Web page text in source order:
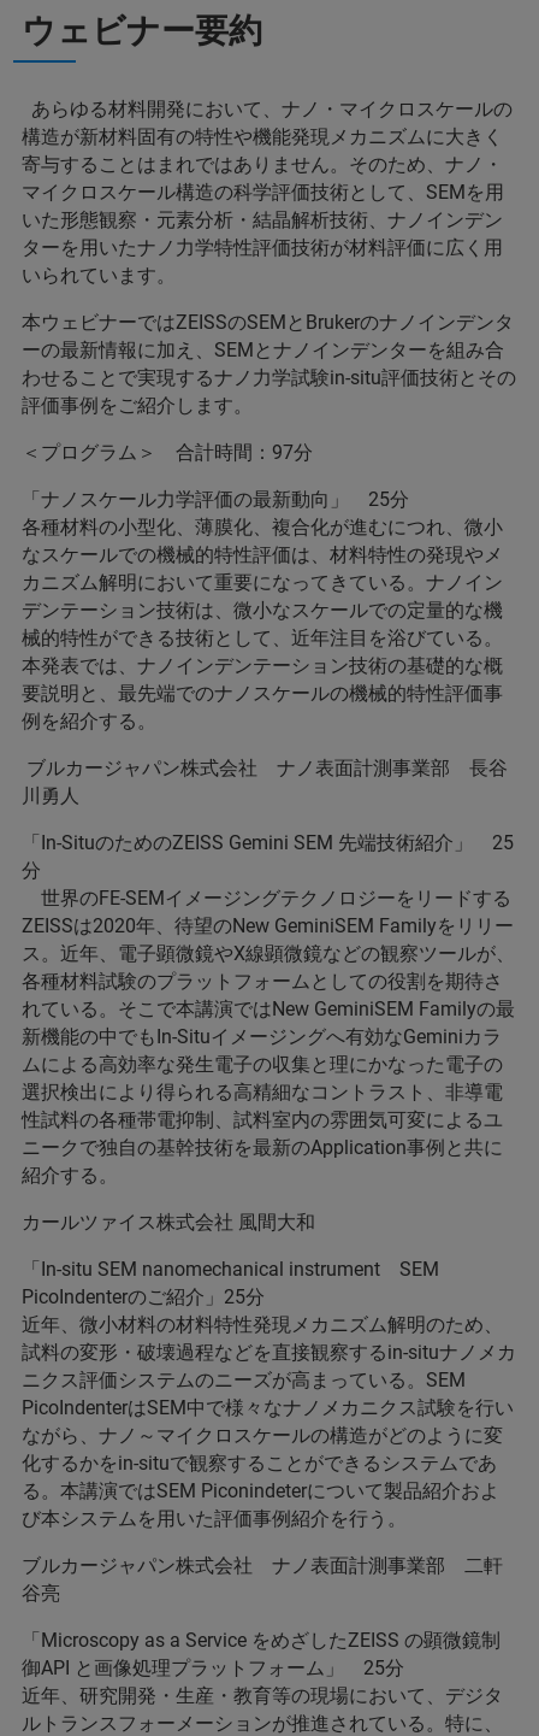
ウェビナー要約
あらゆる材料開発において、ナノ・マイクロスケールの
構造が新材料固有の特性や機能発現メカニズムに大きく
寄与することはまれではありません。そのため、ナノ・
マイクロスケール構造の科学評価技術として、SEMを用
いた形態観察・元素分析・結晶解析技術、ナノインデン
ターを用いたナノ力学特性評価技術が材料評価に広く用
いられています。
本ウェビナーではZEISSのSEMとBrukerのナノインデンタ
ーの最新情報に加え、SEMとナノインデンターを組み合
わせることで実現するナノ力学試験in-situ評価技術とその
評価事例をご紹介します。
＜プログラム＞ 合計時間：97分
「ナノスケール力学評価の最新動向」 25分
各種材料の小型化、薄膜化、複合化が進むにつれ、微小
なスケールでの機械的特性評価は、材料特性の発現やメ
カニズム解明において重要になってきている。ナノイン
デンテーション技術は、微小なスケールでの定量的な機
械的特性ができる技術として、近年注目を浴びている。
本発表では、ナノインデンテーション技術の基礎的な概
要説明と、最先端でのナノスケールの機械的特性評価事
例を紹介する。
ブルカージャパン株式会社 ナノ表面計測事業部 長谷
川勇人
「In-SituのためのZEISS Gemini SEM 先端技術紹介」 25
分
世界のFE-SEMイメージングテクノロジーをリードする
ZEISSは2020年、待望のNew GeminiSEM Familyをリリー
ス。近年、電子顕微鏡やX線顕微鏡などの観察ツールが、
各種材料試験のプラットフォームとしての役割を期待さ
れている。そこで本講演ではNew GeminiSEM Familyの最
新機能の中でもIn-Situイメージングへ有効なGeminiカラ
ムによる高効率な発生電子の収集と理にかなった電子の
選択検出により得られる高精細なコントラスト、非導電
性試料の各種帯電抑制、試料室内の雰囲気可変によるユ
ニークで独自の基幹技術を最新のApplication事例と共に
紹介する。
カールツァイス株式会社 風間大和
「In-situ SEM nanomechanical instrument SEM
PicoIndenterのご紹介」25分
近年、微小材料の材料特性発現メカニズム解明のため、
試料の変形・破壊過程などを直接観察するin-situナノメカ
ニクス評価システムのニーズが高まっている。SEM
PicoIndenterはSEM中で様々なナノメカニクス試験を行い
ながら、ナノ～マイクロスケールの構造がどのように変
化するかをin-situで観察することができるシステムであ
る。本講演ではSEM Piconindeterについて製品紹介およ
び本システムを用いた評価事例紹介を行う。
ブルカージャパン株式会社 ナノ表面計測事業部 二軒
谷亮
「Microscopy as a Service をめざしたZEISS の顕微鏡制
御API と画像処理プラットフォーム」 25分
近年、研究開発・生産・教育等の現場において、デジタ
ルトランスフォーメーションが推進されている。特に、